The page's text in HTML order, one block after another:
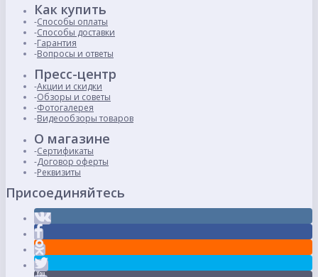
Как купить
Способы оплаты
Способы доставки
Гарантия
Вопросы и ответы
Пресс-центр
Акции и скидки
Обзоры и советы
Фотогалерея
Видеообзоры товаров
О магазине
Сертификаты
Договор оферты
Реквизиты
Присоединяйтесь